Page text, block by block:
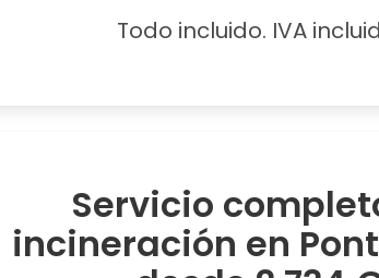
Todo incluido. IVA
Servicio
incineración en